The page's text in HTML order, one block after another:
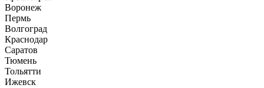
Воронеж
Пермь
Волгоград
Краснодар
Саратов
Тюмень
Тольятти
Ижевск